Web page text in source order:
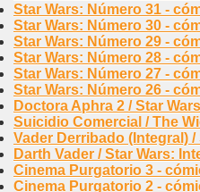
Star Wars: Número 31 -
Star Wars: Número 30 -
Star Wars: Número 29 -
Star Wars: Número 28 -
Star Wars: Número 27 -
Star Wars: Número 26 -
Doctora Aphra 2 / Star
Suicidio Comercial / The
Vader Derribado (Integral)
Darth Vader / Star Wars:
Cinema Purgatorio 3 -
Cinema Purgatorio 2 -